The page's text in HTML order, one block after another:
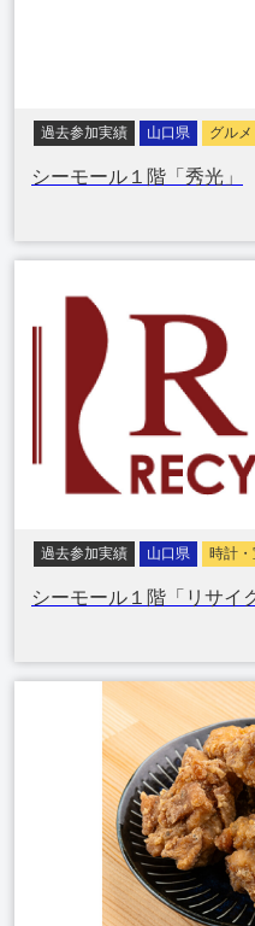
過去参加実績 山口県 グルメ
シーモール１階「秀光」
過去参加実績 山口県 時計
シーモール１階「リサイ